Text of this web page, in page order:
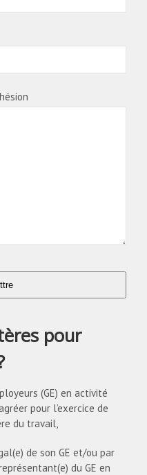
pour
(GE) en activité
pour l’exercice de
du travail,
de son GE et/ou par
du GE en